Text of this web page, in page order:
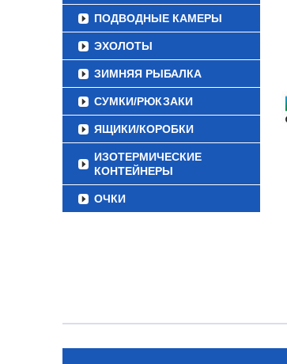
ПОДВОДНЫЕ КАМЕРЫ
ЭХОЛОТЫ
ЗИМНЯЯ РЫБАЛКА
СУМКИ/РЮКЗАКИ
ЯЩИКИ/КОРОБКИ
ИЗОТЕРМИЧЕСКИЕ
КОНТЕЙНЕРЫ
ОЧКИ